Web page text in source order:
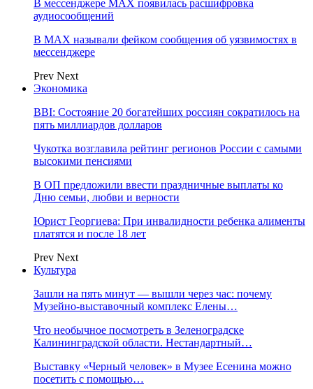
В мессенджере MAX появилась расшифровка
аудиосообщений
В МAX называли фейком сообщения об уязвимостях в
мессенджере
Prev Next
Экономика
BBI: Состояние 20 богатейших россиян сократилось на
пять миллиардов долларов
Чукотка возглавила рейтинг регионов России с самыми
высокими пенсиями
В ОП предложили ввести праздничные выплаты ко
Дню семьи, любви и верности
Юрист Георгиева: При инвалидности ребенка алименты
платятся и после 18 лет
Prev Next
Культура
Зашли на пять минут — вышли через час: почему
Музейно-выставочный комплекс Елены…
Что необычное посмотреть в Зеленоградске
Калининградской области. Нестандартный…
Выставку «Черный человек» в Музее Есенина можно
посетить с помощью…